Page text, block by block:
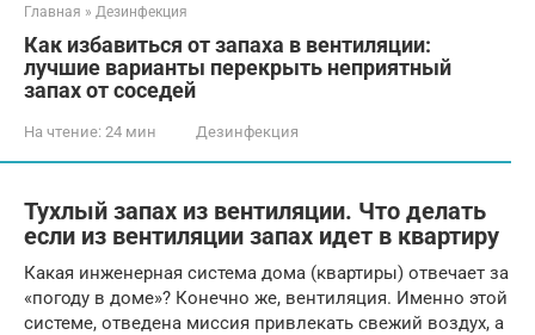
Главная » Дезинфекция
Как избавиться от запаха в вентиляции:
лучшие варианты перекрыть неприятный
запах от соседей
На чтение: 24 мин Дезинфекция
Тухлый запах из вентиляции. Что делать
если из вентиляции запах идет в квартиру
Какая инженерная система дома (квартиры) отвечает за
«погоду в доме»? Конечно же, вентиляция. Именно этой
системе, отведена миссия привлекать свежий воздух, а